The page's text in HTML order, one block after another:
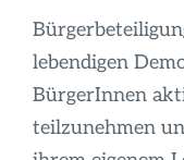
lebendigen
BürgerInnen
teilzunehmen